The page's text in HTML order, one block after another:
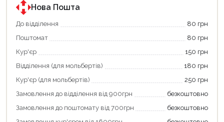
програмою
єКнига.
Використовуйте
карту
щоб
зекономити
та
отримати
переваги!
картою
єКнига
програмою
«Національний
кешбек».
покупку
«Національний
кешбек»
та
отримуйте
повернення
Економте
більше
Нова Пошта
До відділення
80 грн
Поштомат
80 грн
Кур'єр
150 грн
Відділення (для мольбертів)
180 грн
Кур'єр (для мольбертів)
250 грн
Замовлення до відділення від 900грн
безкоштовно
Замовлення до поштомату від 700грн
безкоштовно